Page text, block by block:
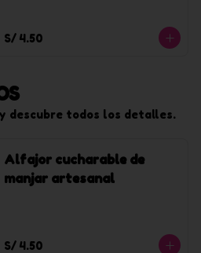
S/ 4.50
descubre todos los detalles.
Alfajor cucharable de
manjar artesanal
S/ 4.50